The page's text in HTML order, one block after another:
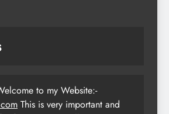
to my Website:-
This is very important and